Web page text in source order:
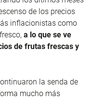
de los precios
inflacionistas como
a lo que se ve
de frutas frescas y
la senda de
mucho más